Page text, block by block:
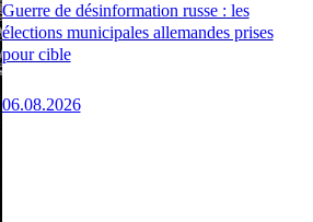
Guerre de désinformation russe : les
élections municipales allemandes prises
pour cible
06.08.2026